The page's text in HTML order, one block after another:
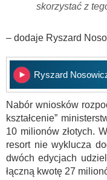
skorzystać z
– dodaje Ryszard
Ryszard
Nabór wniosków
kształcenie”
10 milionów złotych.
resort nie wyklucza
dwóch edycjach
łączną kwotę 27